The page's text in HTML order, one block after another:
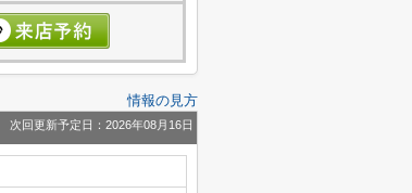
情報の見方
次回更新予定日：2026年08月16日